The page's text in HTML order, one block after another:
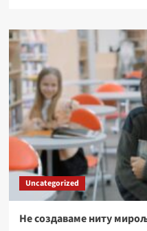
Uncategorized
Не создаваме ниту